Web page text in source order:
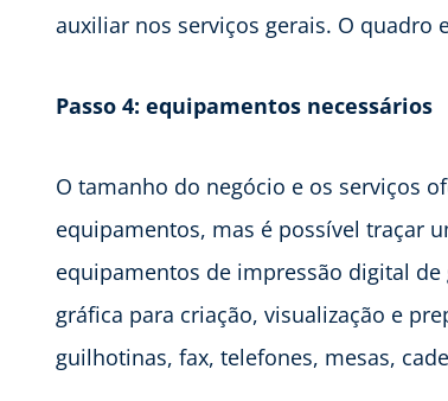
auxiliar nos serviços gerais. O quadro
Passo 4: equipamentos necessários
O tamanho do negócio e os serviços
equipamentos, mas é possível traçar
equipamentos de impressão digital
gráfica para criação, visualização e
guilhotinas, fax, telefones, mesas,